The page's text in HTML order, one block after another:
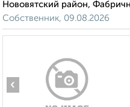
Нововятский район,
Собственник, 09.08.2026
‹